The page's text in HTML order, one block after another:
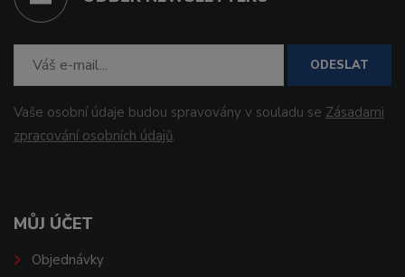
ODESLAT
Vaše osobní údaje budou spravovány v souladu se Zásadami
zpracování osobních údajů.
MŮJ ÚČET
Objednávky